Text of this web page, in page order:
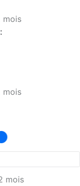
mois
mois
mois